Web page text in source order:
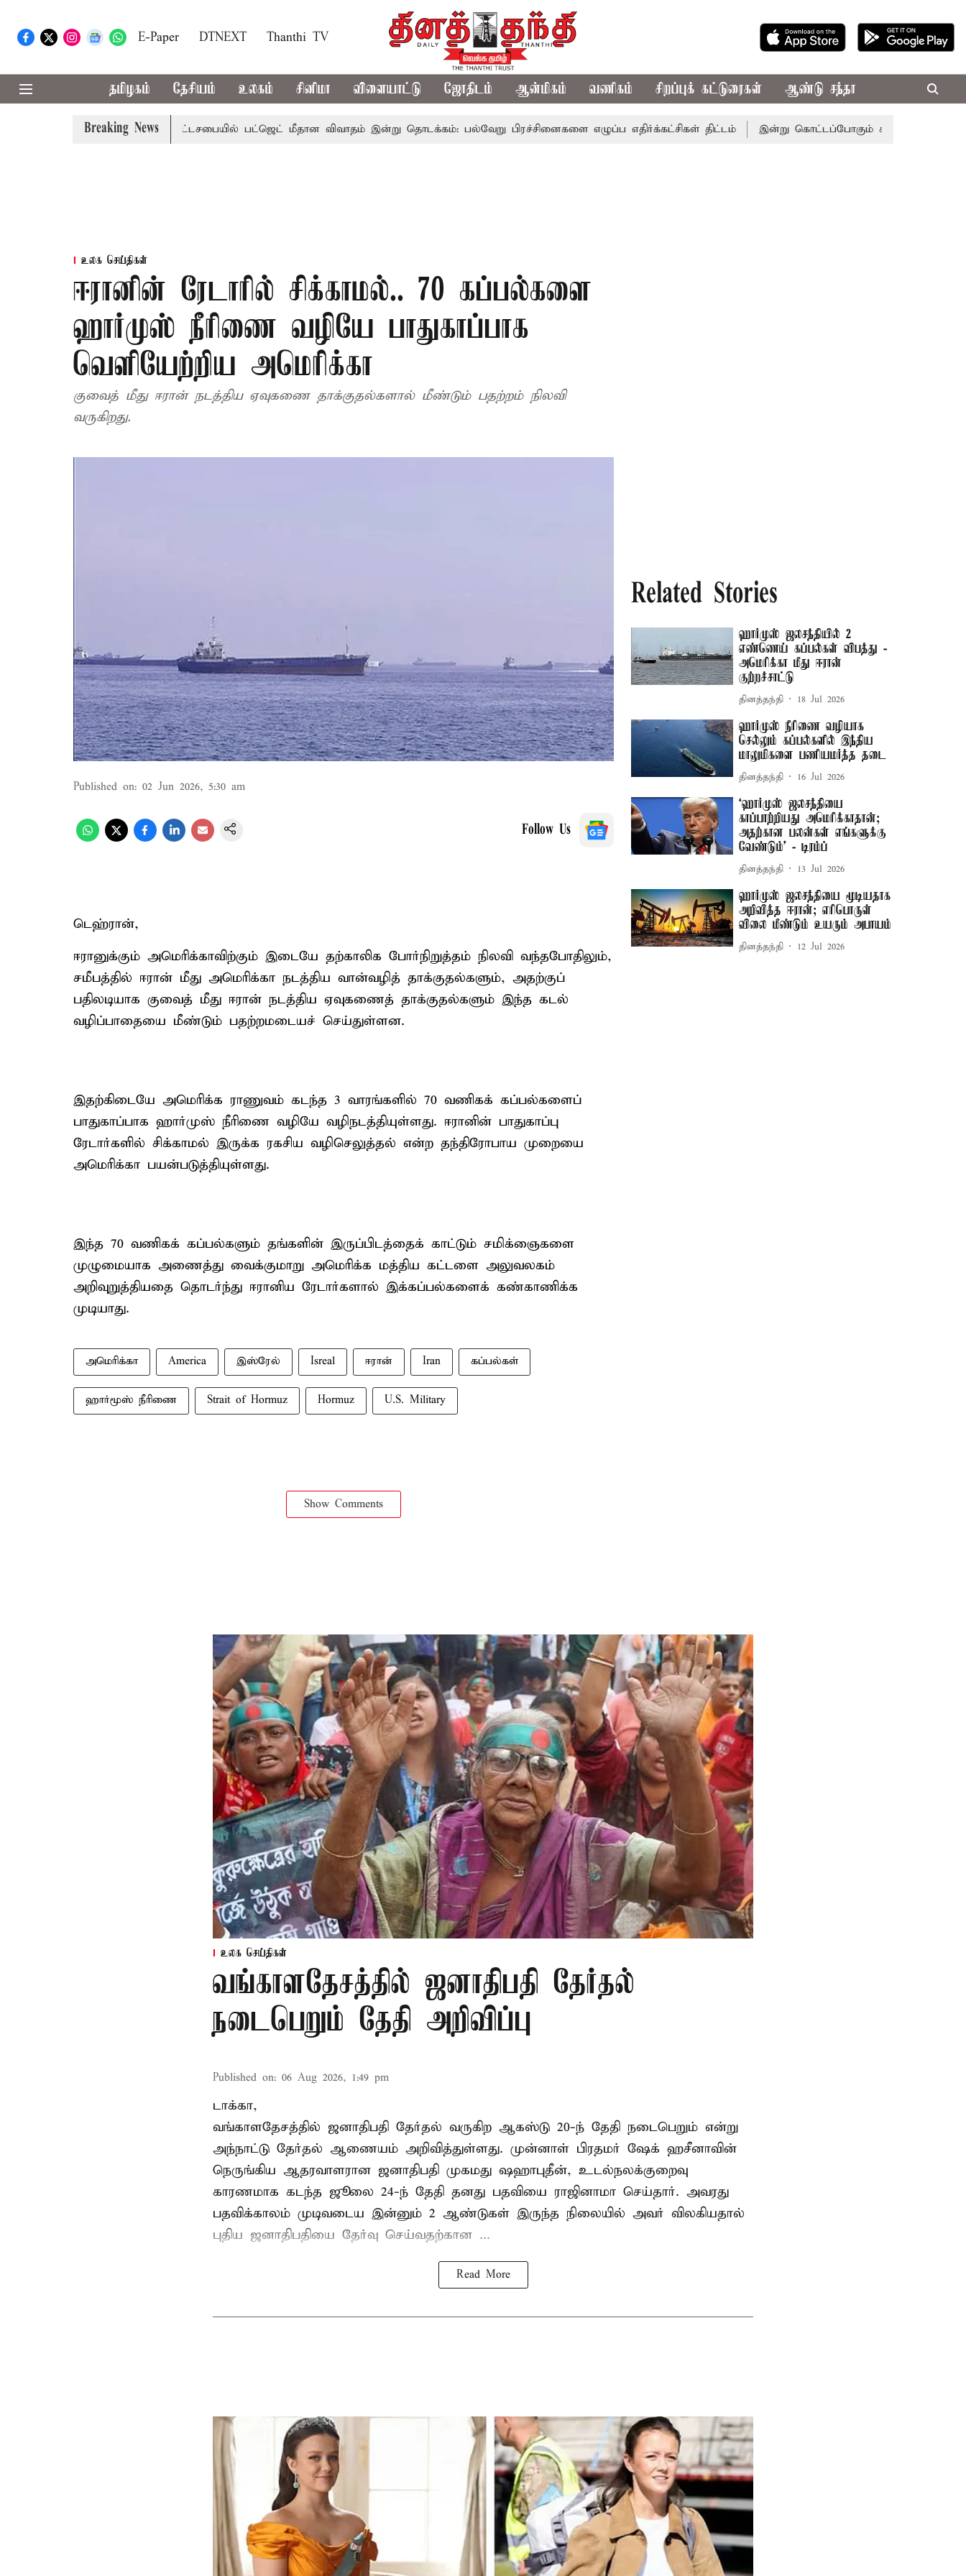
E-Paper DTNEXT Thanthi TV
தமிழகம் தேசியம் உலகம் சினிமா விளையாட்டு ஜோதிடம் ஆன்மிகம் வணிகம் சிறப்புக் கட்டுரைகள் ஆண்டு சந்தா
Breaking News
தடுமாற்றமா? சட்டசபையில் பட்ஜெட் மீதான விவாதம் இன்று தொடக்கம்: பல்வேறு பிரச்சினைகளை எழுப்ப எதிர்க்கட்சிகள் திட்டம் இன்று கொட்டப்போகும் கனமழை.. எந்தெந்த
உலக செய்திகள்
ஈரானின் ரேடாரில் சிக்காமல்.. 70 கப்பல்களை
ஹார்முஸ் நீரிணை வழியே பாதுகாப்பாக
வெளியேற்றிய அமெரிக்கா
குவைத் மீது ஈரான் நடத்திய ஏவுகணை தாக்குதல்களால் மீண்டும் பதற்றம் நிலவி
வருகிறது.
Published on: 02 Jun 2026, 5:30 am
Follow Us
டெஹ்ரான்,
ஈரானுக்கும் அமெரிக்காவிற்கும் இடையே தற்காலிக போர்நிறுத்தம் நிலவி வந்தபோதிலும்,
சமீபத்தில் ஈரான் மீது அமெரிக்கா நடத்திய வான்வழித் தாக்குதல்களும், அதற்குப்
பதிலடியாக குவைத் மீது ஈரான் நடத்திய ஏவுகணைத் தாக்குதல்களும் இந்த கடல்
வழிப்பாதையை மீண்டும் பதற்றமடையச் செய்துள்ளன.
இதற்கிடையே அமெரிக்க ராணுவம் கடந்த 3 வாரங்களில் 70 வணிகக் கப்பல்களைப்
பாதுகாப்பாக ஹார்முஸ் நீரிணை வழியே வழிநடத்தியுள்ளது. ஈரானின் பாதுகாப்பு
ரேடார்களில் சிக்காமல் இருக்க ரகசிய வழிசெலுத்தல் என்ற தந்திரோபாய முறையை
அமெரிக்கா பயன்படுத்தியுள்ளது.
இந்த 70 வணிகக் கப்பல்களும் தங்களின் இருப்பிடத்தைக் காட்டும் சமிக்ஞைகளை
முழுமையாக அணைத்து வைக்குமாறு அமெரிக்க மத்திய கட்டளை அலுவலகம்
அறிவுறுத்தியதை தொடர்ந்து ஈரானிய ரேடார்களால் இக்கப்பல்களைக் கண்காணிக்க
முடியாது.
அமெரிக்கா America இஸ்ரேல் Isreal ஈரான் Iran கப்பல்கள்
ஹார்மூஸ் நீரிணை Strait of Hormuz Hormuz U.S. Military
Show Comments
Related Stories
ஹார்முஸ் ஜலசந்தியில் 2
எண்ணெய் கப்பல்கள் விபத்து -
அமெரிக்கா மீது ஈரான்
குற்றச்சாட்டு
தினத்தந்தி 18 Jul 2026
ஹார்முஸ் நீரிணை வழியாக
செல்லும் கப்பல்களில் இந்திய
மாலுமிகளை பணியமர்த்த தடை
தினத்தந்தி 16 Jul 2026
‘ஹார்முஸ் ஜலசந்தியை
காப்பாற்றியது அமெரிக்காதான்;
அதற்கான பலன்கள் எங்களுக்கு
வேண்டும்’ - டிரம்ப்
தினத்தந்தி 13 Jul 2026
ஹார்முஸ் ஜலசந்தியை மூடியதாக
அறிவித்த ஈரான்; எரிபொருள்
விலை மீண்டும் உயரும் அபாயம்
தினத்தந்தி 12 Jul 2026
உலக செய்திகள்
வங்காளதேசத்தில் ஜனாதிபதி தேர்தல்
நடைபெறும் தேதி அறிவிப்பு
Published on: 06 Aug 2026, 1:49 pm
டாக்கா,
வங்காளதேசத்தில் ஜனாதிபதி தேர்தல் வருகிற ஆகஸ்டு 20-ந் தேதி நடைபெறும் என்று
அந்நாட்டு தேர்தல் ஆணையம் அறிவித்துள்ளது. முன்னாள் பிரதமர் ஷேக் ஹசீனாவின்
நெருங்கிய ஆதரவாளரான ஜனாதிபதி முகமது ஷஹாபுதீன், உடல்நலக்குறைவு
காரணமாக கடந்த ஜூலை 24-ந் தேதி தனது பதவியை ராஜினாமா செய்தார். அவரது
பதவிக்காலம் முடிவடைய இன்னும் 2 ஆண்டுகள் இருந்த நிலையில் அவர் விலகியதால்
புதிய ஜனாதிபதியை தேர்வு செய்வதற்கான ...
Read More